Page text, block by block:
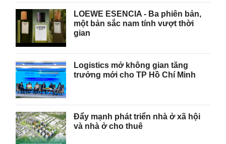
LOEWE ESENCIA - Ba phiên bản,
một bản sắc nam tính vượt thời
gian
Logistics mở không gian tăng
trưởng mới cho TP Hồ Chí Minh
Đẩy mạnh phát triển nhà ở xã hội
và nhà ở cho thuê